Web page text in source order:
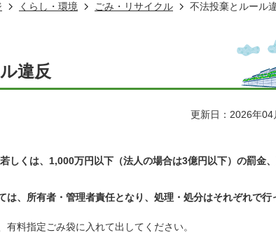
くらし・環境 ごみ・リサイクル 不法投棄とルール
違反
更新日：2026年04
しくは、1,000万円以下（法人の場合は3億円以下）の罰金
は、所有者・管理者責任となり、処理・処分はそれぞれで行
料指定ごみ袋に入れて出してください。